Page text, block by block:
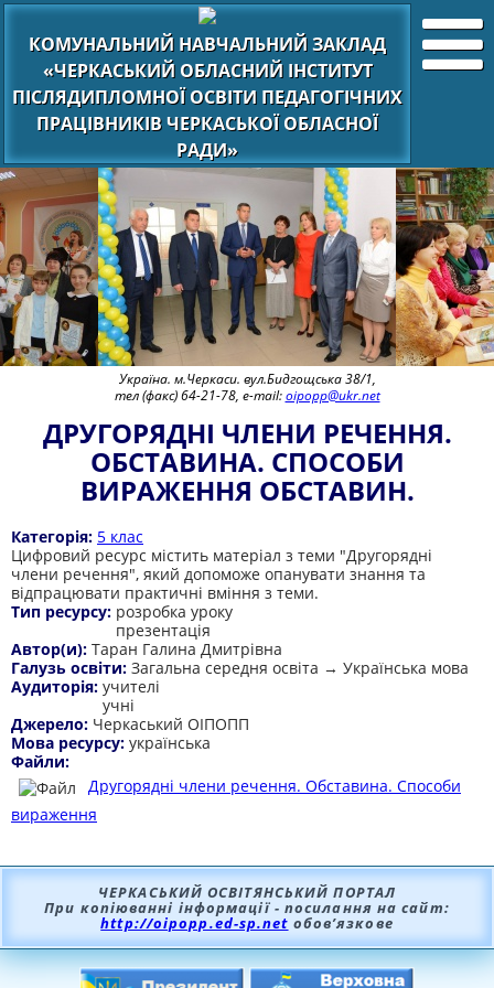
КОМУНАЛЬНИЙ НАВЧАЛЬНИЙ ЗАКЛАД
«ЧЕРКАСЬКИЙ ОБЛАСНИЙ ІНСТИТУТ
ПІСЛЯДИПЛОМНОЇ ОСВІТИ ПЕДАГОГІЧНИХ
ПРАЦІВНИКІВ ЧЕРКАСЬКОЇ ОБЛАСНОЇ
РАДИ»
Україна. м.Черкаси. вул.Бидгощська 38/1,
тел (факс) 64-21-78, e-mail:oipopp@ukr.net
ДРУГОРЯДНІ ЧЛЕНИ РЕЧЕННЯ.
ОБСТАВИНА. СПОСОБИ
ВИРАЖЕННЯ ОБСТАВИН.
Категорія: 5 клас
Цифровий ресурс містить матеріал з теми "Другорядні
члени речення", який допоможе опанувати знання та
відпрацювати практичні вміння з теми.
Тип ресурсу: розробка уроку
презентація
Автор(и): Таран Галина Дмитрівна
Галузь освіти: Загальна середня освіта → Українська мова
Аудиторія: учителі
учні
Джерело: Черкаський ОІПОПП
Мова ресурсу: українська
Файли:
Другорядні члени речення. Обставина. Способи
вираження
ЧЕРКАСЬКИЙ ОСВІТЯНСЬКИЙ ПОРТАЛ
При копіюванні інформації - посилання на сайт:
http://oipopp.ed-sp.net обов’язкове